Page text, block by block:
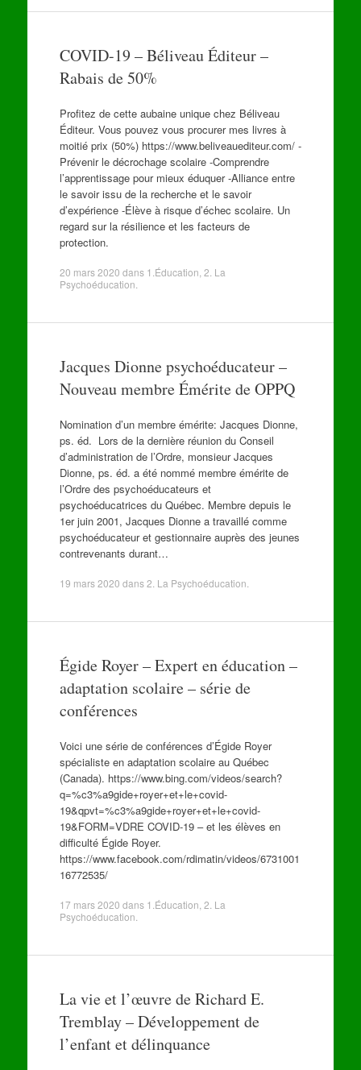
COVID-19 – Béliveau Éditeur –
Rabais de 50%
Profitez de cette aubaine unique chez Béliveau
Éditeur. Vous pouvez vous procurer mes livres à
moitié prix (50%) https://www.beliveauediteur.com/ -
Prévenir le décrochage scolaire -Comprendre
l’apprentissage pour mieux éduquer -Alliance entre
le savoir issu de la recherche et le savoir
d’expérience -Élève à risque d’échec scolaire. Un
regard sur la résilience et les facteurs de
protection.
20 mars 2020 dans 1.Éducation 2. La
Psychoéducation
Jacques Dionne psychoéducateur –
Nouveau membre Émérite de OPPQ
Nomination d’un membre émérite: Jacques Dionne,
ps. éd. Lors de la dernière réunion du Conseil
d’administration de l’Ordre, monsieur Jacques
Dionne, ps. éd. a été nommé membre émérite de
l’Ordre des psychoéducateurs et
psychoéducatrices du Québec. Membre depuis le
1er juin 2001, Jacques Dionne a travaillé comme
psychoéducateur et gestionnaire auprès des jeunes
contrevenants durant…
19 mars 2020 dans2. La Psychoéducation
Égide Royer – Expert en éducation –
adaptation scolaire – série de
conférences
Voici une série de conférences d’Égide Royer
spécialiste en adaptation scolaire au Québec
(Canada). https://www.bing.com/videos/search?
q=%c3%a9gide+royer+et+le+covid-
19&qpvt=%c3%a9gide+royer+et+le+covid-
19&FORM=VDRE COVID-19 – et les élèves en
difficulté Égide Royer.
https://www.facebook.com/rdimatin/videos/6731001
16772535/
17 mars 2020 dans 1.Éducation 2. La
Psychoéducation
La vie et l’œuvre de Richard E.
Tremblay – Développement de
l’enfant et délinquance